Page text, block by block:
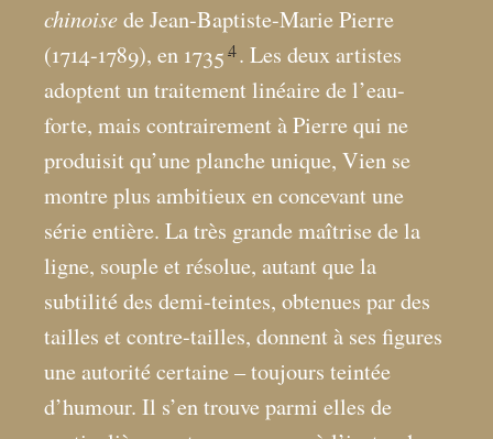
chinoisede Jean-Baptiste-Marie Pierre
(1714-1789), en 1735 4 . Les deux artistes
adoptent un traitement linéaire de l’eau-
forte, mais contrairement à Pierre qui ne
produisit qu’une planche unique, Vien se
montre plus ambitieux en concevant une
série entière. La très grande maîtrise de la
ligne, souple et résolue, autant que la
subtilité des demi-teintes, obtenues par des
tailles et contre-tailles, donnent à ses figures
une autorité certaine – toujours teintée
d’humour. Il s’en trouve parmi elles de